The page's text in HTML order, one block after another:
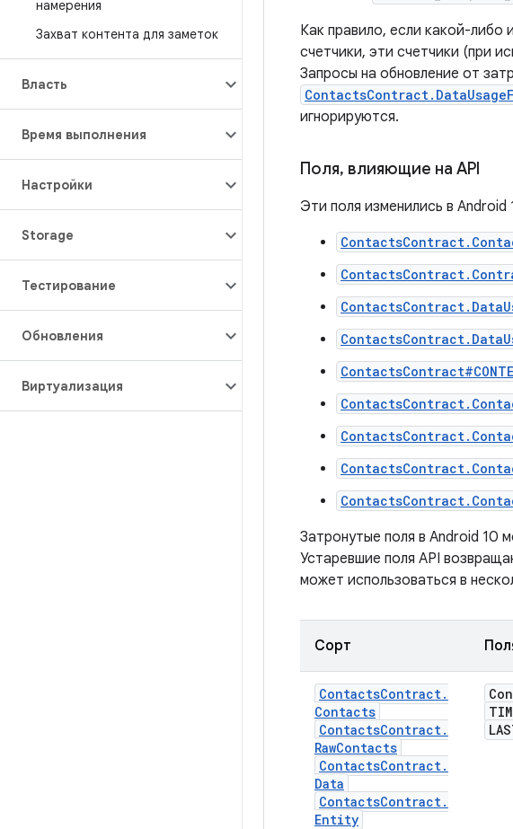
намерения
Захват контента для заметок
Власть
Время выполнения
Настройки
Storage
Тестирование
Обновления
Виртуализация
Как правило, если какой-либо
счетчики, эти счетчики (при
Запросы на обновление от
игнорируются.
Поля, влияющие на API
Эти поля изменились в Android
Затронутые поля в Android 10
Устаревшие поля API
может использоваться в
Сорт
ContactsContract.
Contacts
ContactsContract.
RawContacts
ContactsContract.
Data
ContactsContract.
Entity